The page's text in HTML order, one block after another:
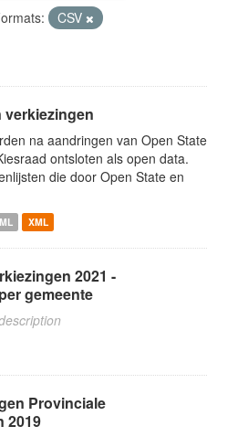
CSV
na aandringen van Open State
ontsloten als open data.
die door Open State en
XML
2021 -
gemeente
Provinciale
2019